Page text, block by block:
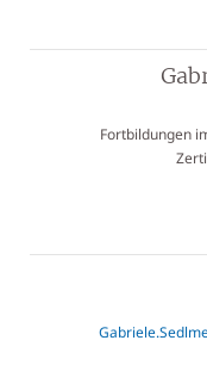
Fortbildungen